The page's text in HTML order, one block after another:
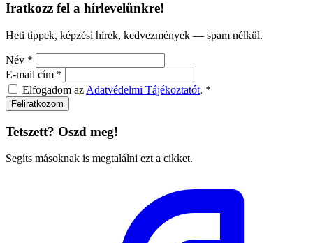
Iratkozz fel a hírlevelünkre!
Heti tippek, képzési hírek, kedvezmények — spam nélkül.
Név *
E-mail cím *
Elfogadom az Adatvédelmi Tájékoztatót. *
Feliratkozom
Tetszett? Oszd meg!
Segíts másoknak is megtalálni ezt a cikket.